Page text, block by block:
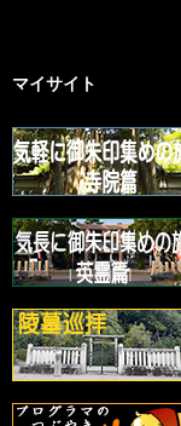
マイサイト